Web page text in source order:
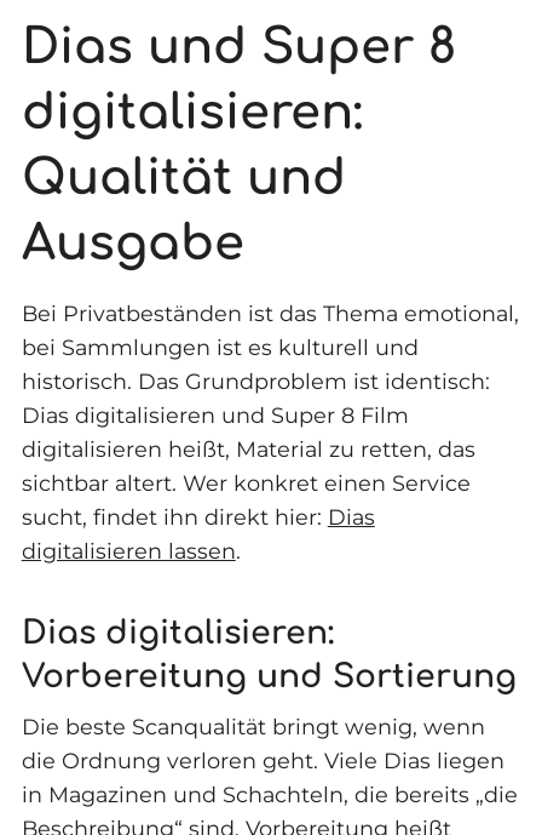
Dias und Super 8
digitalisieren:
Qualität und
Ausgabe
Bei Privatbeständen ist das Thema emotional,
bei Sammlungen ist es kulturell und
historisch. Das Grundproblem ist identisch:
Dias digitalisieren und Super 8 Film
digitalisieren heißt, Material zu retten, das
sichtbar altert. Wer konkret einen Service
sucht, findet ihn direkt hier: Dias
digitalisieren lassen.
Dias digitalisieren:
Vorbereitung und Sortierung
Die beste Scanqualität bringt wenig, wenn
die Ordnung verloren geht. Viele Dias liegen
in Magazinen und Schachteln, die bereits „die
Beschreibung“ sind. Vorbereitung heißt